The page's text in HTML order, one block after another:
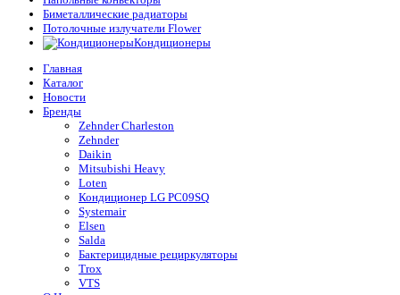
Биметаллические радиаторы
Потолочные излучатели Flower
Кондиционеры
Главная
Каталог
Новости
Бренды
Zehnder Charleston
Zehnder
Daikin
Mitsubishi Heavy
Loten
Кондиционер LG PC09SQ
Systemair
Elsen
Salda
Бактерицидные рециркуляторы
Trox
VTS